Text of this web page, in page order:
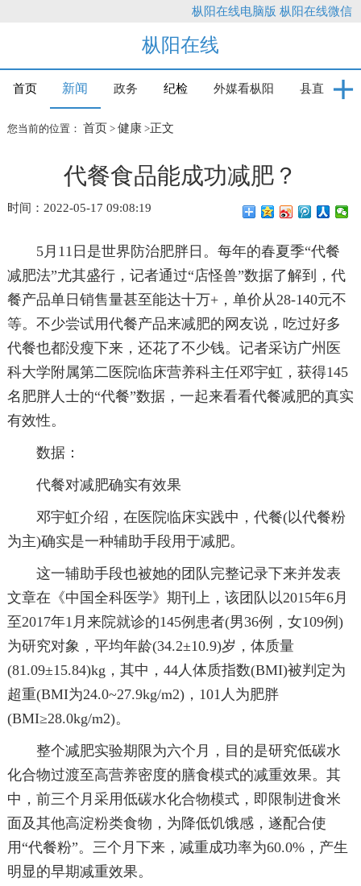
枞阳在线电脑版 枞阳在线微信
枞阳在线
首页 新闻 政务 纪检 外媒看枞阳 县直
您当前的位置： 首页 > 健康>正文
代餐食品能成功减肥？
时间：2022-05-17 09:08:19
5月11日是世界防治肥胖日。每年的春夏季“代餐
减肥法”尤其盛行，记者通过“店怪兽”数据了解到，代
餐产品单日销售量甚至能达十万+，单价从28-140元不
等。不少尝试用代餐产品来减肥的网友说，吃过好多
代餐也都没瘦下来，还花了不少钱。记者采访广州医
科大学附属第二医院临床营养科主任邓宇虹，获得145
名肥胖人士的“代餐”数据，一起来看看代餐减肥的真实
有效性。
数据：
代餐对减肥确实有效果
邓宇虹介绍，在医院临床实践中，代餐(以代餐粉
为主)确实是一种辅助手段用于减肥。
这一辅助手段也被她的团队完整记录下来并发表
文章在《中国全科医学》期刊上，该团队以2015年6月
至2017年1月来院就诊的145例患者(男36例，女109例)
为研究对象，平均年龄(34.2±10.9)岁，体质量
(81.09±15.84)kg，其中，44人体质指数(BMI)被判定为
超重(BMI为24.0~27.9kg/m2)，101人为肥胖
(BMI≥28.0kg/m2)。
整个减肥实验期限为六个月，目的是研究低碳水
化合物过渡至高营养密度的膳食模式的减重效果。其
中，前三个月采用低碳水化合物模式，即限制进食米
面及其他高淀粉类食物，为降低饥饿感，遂配合使
用“代餐粉”。三个月下来，减重成功率为60.0%，产生
明显的早期减重效果。